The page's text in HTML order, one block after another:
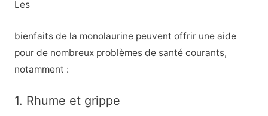
Les
bienfaits de la monolaurine peuvent offrir une aide
pour de nombreux problèmes de santé courants,
notamment :
1. Rhume et grippe